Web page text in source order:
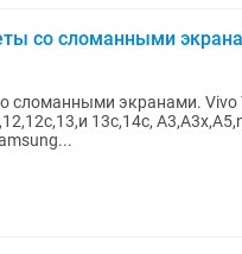
со сломанными
экранами. Vivo
13с,14c,